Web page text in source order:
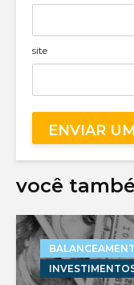
site
você